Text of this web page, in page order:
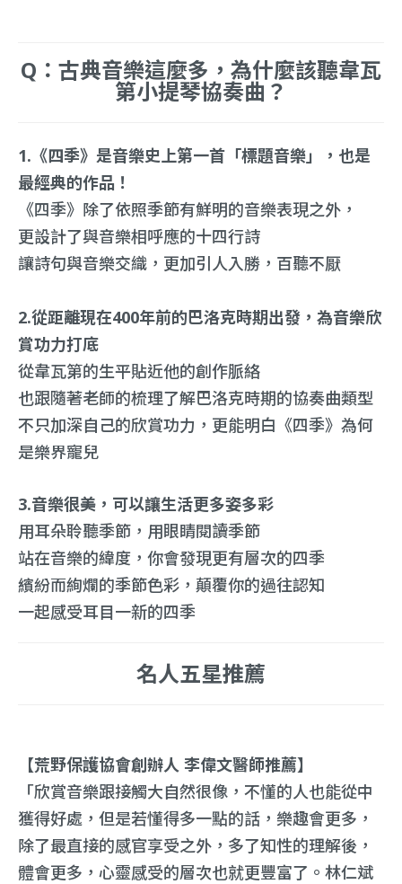
Q：古典音樂這麼多，為什麼該聽韋瓦
第小提琴協奏曲？
1.《四季》是音樂史上第一首「標題音樂」，也是
最經典的作品！
《四季》除了依照季節有鮮明的音樂表現之外，
更設計了與音樂相呼應的十四行詩
讓詩句與音樂交織，更加引人入勝，百聽不厭
2.從距離現在400年前的巴洛克時期出發，為音樂欣
賞功力打底
從韋瓦第的生平貼近他的創作脈絡
也跟隨著老師的梳理了解巴洛克時期的協奏曲類型
不只加深自己的欣賞功力，更能明白《四季》為何
是樂界寵兒
3.音樂很美，可以讓生活更多姿多彩
用耳朵聆聽季節，用眼睛閱讀季節
站在音樂的緯度，你會發現更有層次的四季
繽紛而絢爛的季節色彩，顛覆你的過往認知
一起感受耳目一新的四季
名人五星推薦
【荒野保護協會創辦人 李偉文醫師推薦】
「欣賞音樂跟接觸大自然很像，不懂的人也能從中
獲得好處，但是若懂得多一點的話，樂趣會更多，
除了最直接的感官享受之外，多了知性的理解後，
體會更多，心靈感受的層次也就更豐富了。林仁斌